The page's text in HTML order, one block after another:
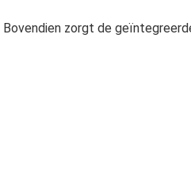
Bovendien zorgt de